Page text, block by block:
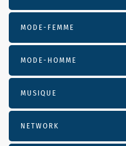
MODE-FEMME
MODE-HOMME
MUSIQUE
NETWORK